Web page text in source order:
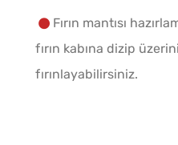
Fırın mantısı
fırın kabına dizip
fırınlayabilirsiniz.